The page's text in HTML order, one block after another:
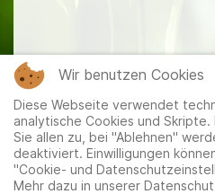
Mitglieder| Impressum|
Wir benutzen Cookies
Diese Webseite verwendet
analytische Cookies und
Sie allen zu, bei "Ablehnen"
deaktiviert. Einwilligungen
"Cookie- und
Mehr dazu in unserer